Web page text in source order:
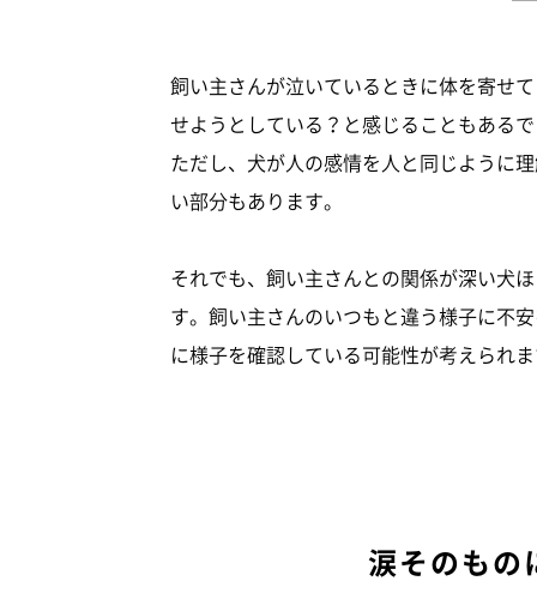
飼い主さんが泣いているときに体を寄せ
せようとしている？と感じることもある
ただし、犬が人の感情を人と同じように
い部分もあります。
それでも、飼い主さんとの関係が深い犬
す。飼い主さんのいつもと違う様子に不
に様子を確認している可能性が考えられ
涙そのもの